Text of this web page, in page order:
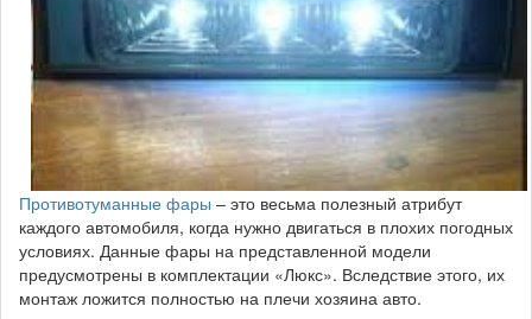
Противотуманные фары – это весьма полезный атрибут
каждого автомобиля, когда нужно двигаться в плохих погодных
условиях. Данные фары на представленной модели
предусмотрены в комплектации «Люкс». Вследствие этого, их
монтаж ложится полностью на плечи хозяина авто.